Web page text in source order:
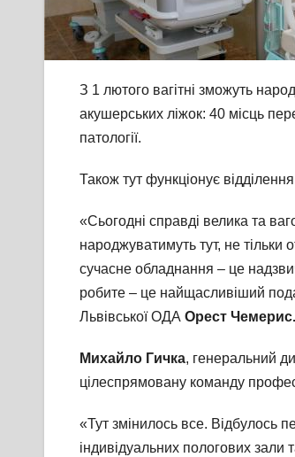
З 1 лютого вагітні зможуть
акушерських ліжок: 40 місць
патології.
Також тут функціонує
«Сьогодні справді велика та
народжуватимуть тут, не
сучасне обладнання – це
робите – це найщасливіший
Львівської ОДА Орест Чемерис.
Михайло Гичка, генеральний
цілеспрямовану команду
«Тут змінилось все. Відбулось
індивідуальних пологових